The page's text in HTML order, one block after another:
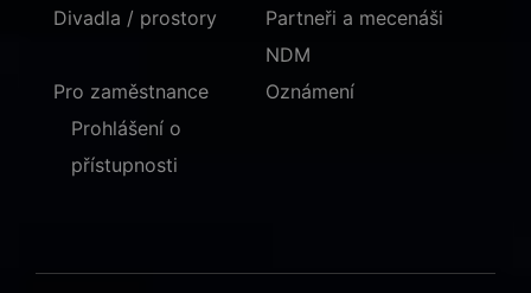
Divadla / prostory
Partneři a mecenáši
NDM
Pro zaměstnance
Oznámení
Prohlášení o
přístupnosti